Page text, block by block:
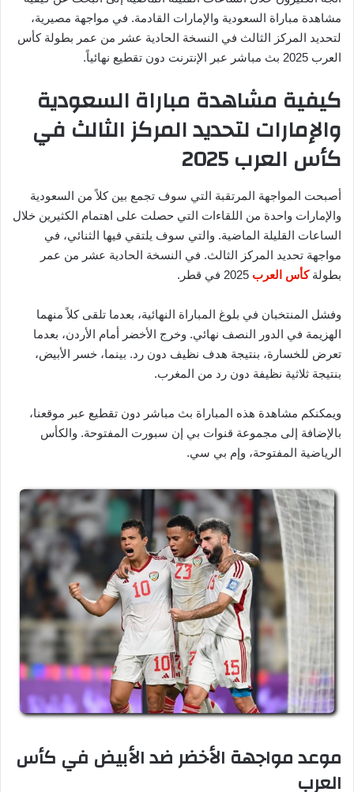
مشاهدة مباراة السعودية والإمارات القادمة. في مواجهة مصيرية،
لتحديد المركز الثالث في النسخة الحادية عشر من عمر بطولة كأس
العرب 2025 بث مباشر عبر الإنترنت دون تقطيع نهائياً.
كيفية مشاهدة مباراة السعودية
والإمارات لتحديد المركز الثالث في
كأس العرب 2025
أصبحت المواجهة المرتقبة التي سوف تجمع بين كلاً من السعودية
والإمارات واحدة من اللقاءات التي حصلت على اهتمام الكثيرين خلال
الساعات القليلة الماضية. والتي سوف يلتقي فيها الثنائي، في
مواجهة تحديد المركز الثالث. في النسخة الحادية عشر من عمر
بطولةكأس العرب
وفشل المنتخبان في بلوغ المباراة النهائية، بعدما تلقى كلاً منهما
الهزيمة في الدور النصف نهائي. وخرج الأخضر أمام الأردن، بعدما
تعرض للخسارة، بنتيجة هدف نظيف دون رد. بينما، خسر الأبيض،
بنتيجة ثلاثية نظيفة دون رد من المغرب.
ويمكنكم مشاهدة هذه المباراة بث مباشر دون تقطيع عبر موقعنا،
بالإضافة إلى مجموعة قنوات بي إن سبورت المفتوحة. والكأس
الرياضية المفتوحة، وإم بي سي.
موعد مواجهة الأخضر ضد الأبيض في كأس
العرب